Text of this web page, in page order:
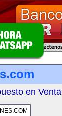
en Venta